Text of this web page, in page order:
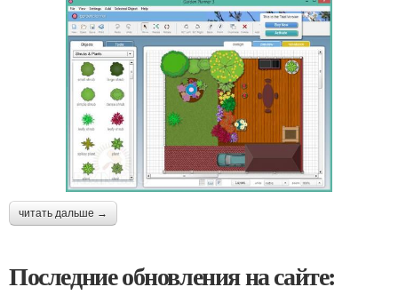
читать дальше →
Последние обновления на сайте: